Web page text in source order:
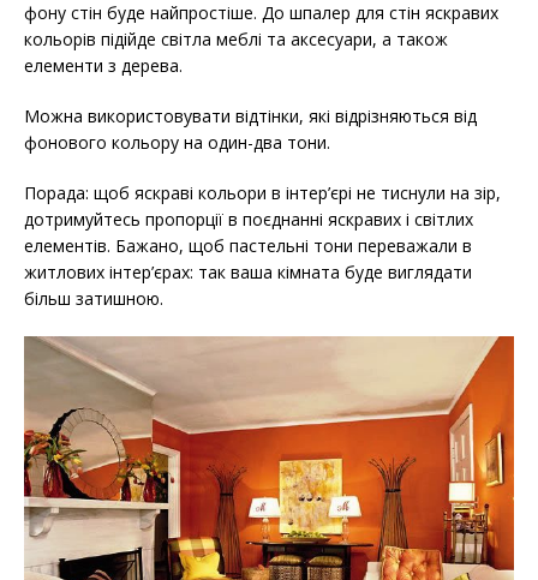
фону стін буде найпростіше. До шпалер для стін яскравих
кольорів підійде світла меблі та аксесуари, а також
елементи з дерева.
Можна використовувати відтінки, які відрізняються від
фонового кольору на один-два тони.
Порада: щоб яскраві кольори в інтер’єрі не тиснули на зір,
дотримуйтесь пропорції в поєднанні яскравих і світлих
елементів. Бажано, щоб пастельні тони переважали в
житлових інтер’єрах: так ваша кімната буде виглядати
більш затишною.